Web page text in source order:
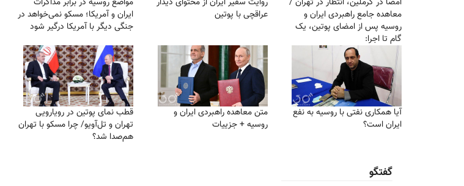
معاهده جامع راهبردی ایران و
روسیه پس از امضای پوتین، یک‌
گام تا اجرا:
عراقچی با پوتین
ایران و آمریکا؛ مسکو نمی‌خواهد در
جنگی دیگر با آمریکا درگیر شود
آیا همکاری نفتی با روسیه به نفع
ایران است؟
متن معاهده راهبردی ایران و
روسیه + جزییات
قطب نمای پوتین در رویارویی
تهران و تل‌آویو/ چرا مسکو با تهران
هم‌صدا شد؟
گفتگو